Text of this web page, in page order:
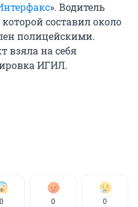
». Водитель
составил около
полицейскими.
взяла на себя
ИГИЛ.
0 0 0